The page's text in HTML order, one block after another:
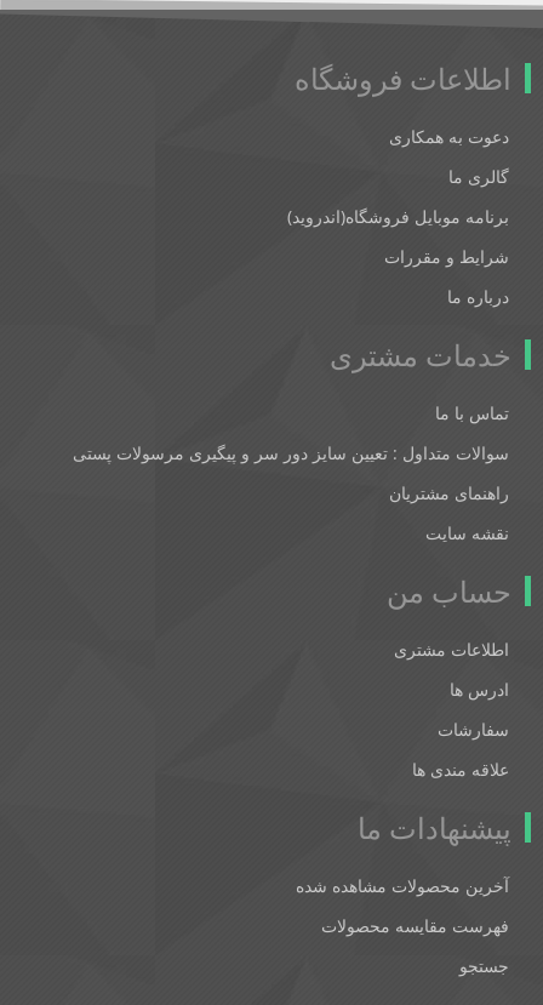
اطلاعات فروشگاه
دعوت به همکاری
گالری ما
برنامه موبایل فروشگاه(اندروید)
شرایط و مقررات
درباره ما
خدمات مشتری
تماس با ما
سوالات متداول : تعیین سایز دور سر و پیگیری مرسولات پستی
راهنمای مشتریان
نقشه سایت
حساب من
اطلاعات مشتری
ادرس ها
سفارشات
علاقه مندی ها
پیشنهادات ما
آخرین محصولات مشاهده شده
فهرست مقایسه محصولات
جستجو